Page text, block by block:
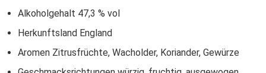
Alkoholgehalt 47,3 % vol
Herkunftsland England
Aromen Zitrusfrüchte, Wacholder, Koriander, Gewürze